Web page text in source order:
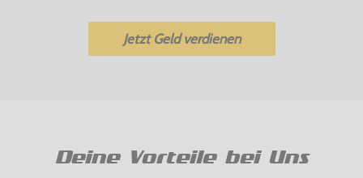
Jetzt Geld verdienen
Deine Vorteile bei Uns